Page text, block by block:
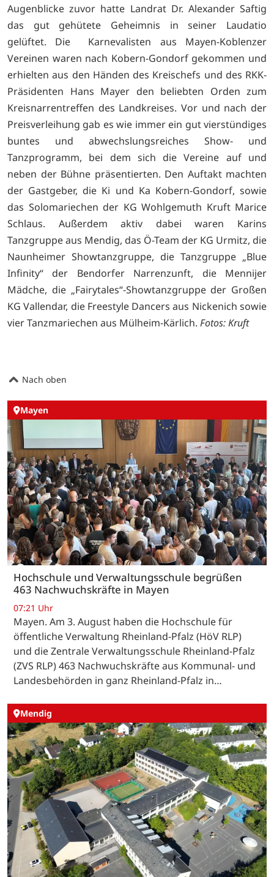
Augenblicke zuvor hatte Landrat Dr. Alexander Saftig
das gut gehütete Geheimnis in seiner Laudatio
gelüftet. Die Karnevalisten aus Mayen-Koblenzer
Vereinen waren nach Kobern-Gondorf gekommen und
erhielten aus den Händen des Kreischefs und des RKK-
Präsidenten Hans Mayer den beliebten Orden zum
Kreisnarrentreffen des Landkreises. Vor und nach der
Preisverleihung gab es wie immer ein gut vierstündiges
buntes und abwechslungsreiches Show- und
Tanzprogramm, bei dem sich die Vereine auf und
neben der Bühne präsentierten. Den Auftakt machten
der Gastgeber, die Ki und Ka Kobern-Gondorf, sowie
das Solomariechen der KG Wohlgemuth Kruft Marice
Schlaus. Außerdem aktiv dabei waren Karins
Tanzgruppe aus Mendig, das Ö-Team der KG Urmitz, die
Naunheimer Showtanzgruppe, die Tanzgruppe „Blue
Infinity“ der Bendorfer Narrenzunft, die Mennijer
Mädche, die „Fairytales“-Showtanzgruppe der Großen
KG Vallendar, die Freestyle Dancers aus Nickenich sowie
vier Tanzmariechen aus Mülheim-Kärlich. Fotos: Kruft
Nach oben
Mayen
Hochschule und Verwaltungsschule begrüßen
463 Nachwuchskräfte in Mayen
07:21 Uhr
Mayen. Am 3. August haben die Hochschule für
öffentliche Verwaltung Rheinland-Pfalz (HöV RLP)
und die Zentrale Verwaltungsschule Rheinland-Pfalz
(ZVS RLP) 463 Nachwuchskräfte aus Kommunal- und
Landesbehörden in ganz Rheinland-Pfalz in…
Mendig